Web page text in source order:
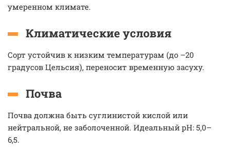
умеренном климате.
Климатические условия
Сорт устойчив к низким температурам (до –20
градусов Цельсия), переносит временную засуху.
Почва
Почва должна быть суглинистой кислой или
нейтральной, не заболоченной. Идеальный рН: 5,0–
6,5.